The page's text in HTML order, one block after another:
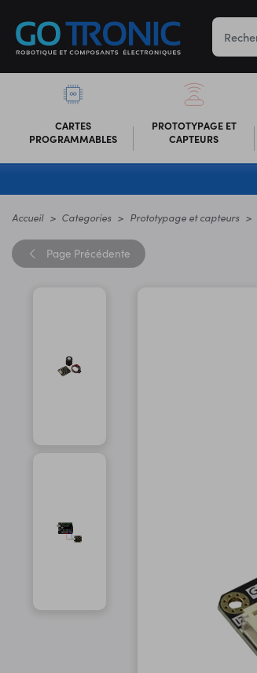
CARTES
PROGRAMMABLES
PROTOTYPAGE ET
CAPTEURS
Accueil Categories Prototypage et capteurs
Page Précédente